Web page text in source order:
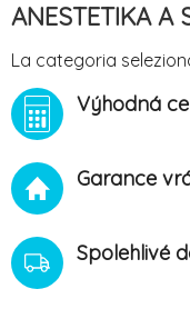
ANESTETIKA A
La categoria
Výhodná
Garance
Spolehlivé